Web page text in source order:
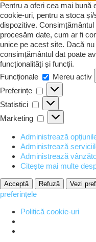
Pentru a oferi cea mai bună
cookie-uri, pentru a stoca
dispozitive.
procesăm date, cum ar fi
unice pe acest site. Dacă
consimțământul dat poate
funcționalități și funcții.
Funcționale
Funcționale
Mereu activ
Preferințe
Preferințe
Statistici
Statistici
Marketing
Marketing
Administrează
Administrează
Administrează
Citește mai multe
Acceptă Refuză Vezi
preferințele
Politică cookie-uri